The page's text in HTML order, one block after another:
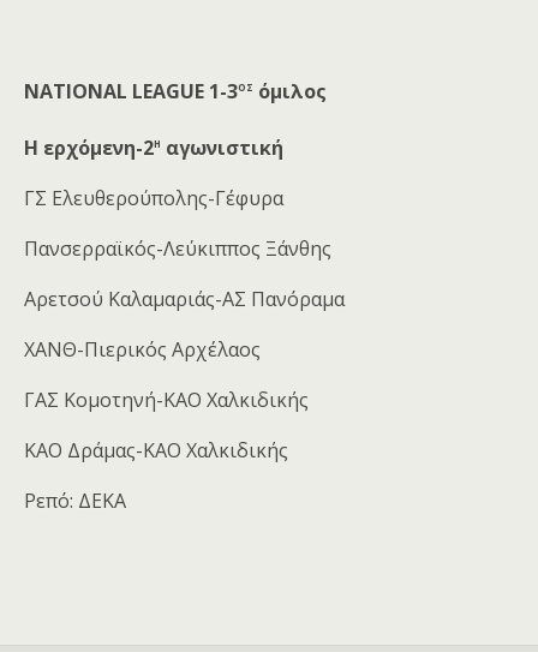
NATIONAL LEAGUE 1-3ος όμιλος
Η ερχόμενη-2η αγωνιστική
ΓΣ Ελευθερούπολης-Γέφυρα
Πανσερραϊκός-Λεύκιππος Ξάνθης
Αρετσού Καλαμαριάς-ΑΣ Πανόραμα
ΧΑΝΘ-Πιερικός Αρχέλαος
ΓΑΣ Κομοτηνή-ΚΑΟ Χαλκιδικής
ΚΑΟ Δράμας-ΚΑΟ Χαλκιδικής
Ρεπό: ΔΕΚΑ